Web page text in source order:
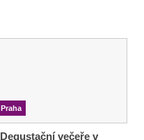
Praha
Degustační večeře v